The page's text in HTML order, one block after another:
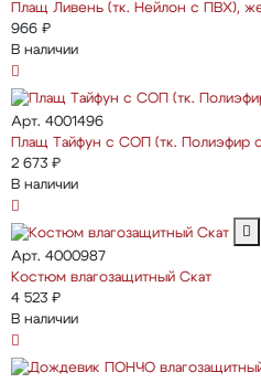
Плащ Ливень (тк. Нейлон с ПВХ),
966 ₽
В наличии
Арт. 4001496
Плащ Тайфун с СОП (тк. Полиэфир
2 673 ₽
В наличии
Арт. 4000987
Костюм влагозащитный Скат
4 523 ₽
В наличии